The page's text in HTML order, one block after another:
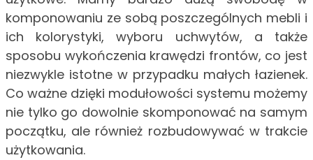
komponowaniu ze sobą poszczególnych mebli i
ich kolorystyki, wyboru uchwytów, a także
sposobu wykończenia krawędzi frontów, co jest
niezwykle istotne w przypadku małych łazienek.
Co ważne dzięki modułowości systemu możemy
nie tylko go dowolnie skomponować na samym
początku, ale również rozbudowywać w trakcie
użytkowania.